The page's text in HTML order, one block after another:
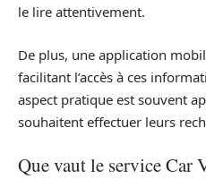
le lire attentivement.
De plus, une application
facilitant l’accès à ces
aspect pratique est souvent
souhaitent effectuer leurs
Que vaut le service Car